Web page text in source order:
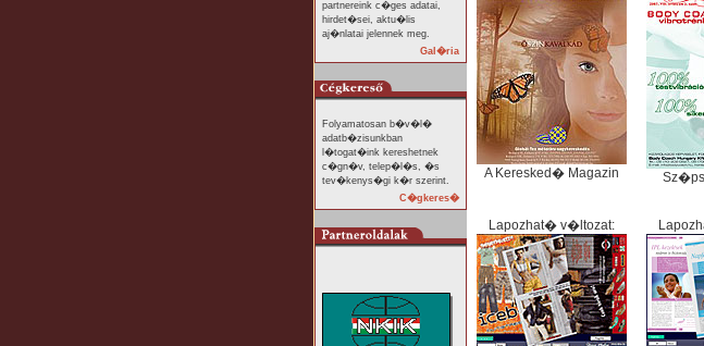
partnereink c�ges adatai,
hirdet�sei, aktu�lis
aj�nlatai jelennek meg.
Gal�ria
Folyamatosan b�v�l�
adatb�zisunkban
l�togat�ink kereshetnek
c�gn�v, telep�l�s, �s
tev�kenys�gi k�r szerint.
C�gkeres�
A Keresked� Magazin
Lapozhat� v�ltozat: